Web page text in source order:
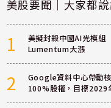
美股要聞｜大家都
1
美擬封殺中國AI光模
Lumentum大漲
2
Google資料中心帶動
100%股權，目標2029